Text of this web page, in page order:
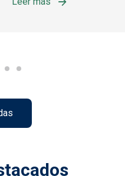
NATURAL
DE BATIDAS Y
sobre CURSO EDUCACIÓN